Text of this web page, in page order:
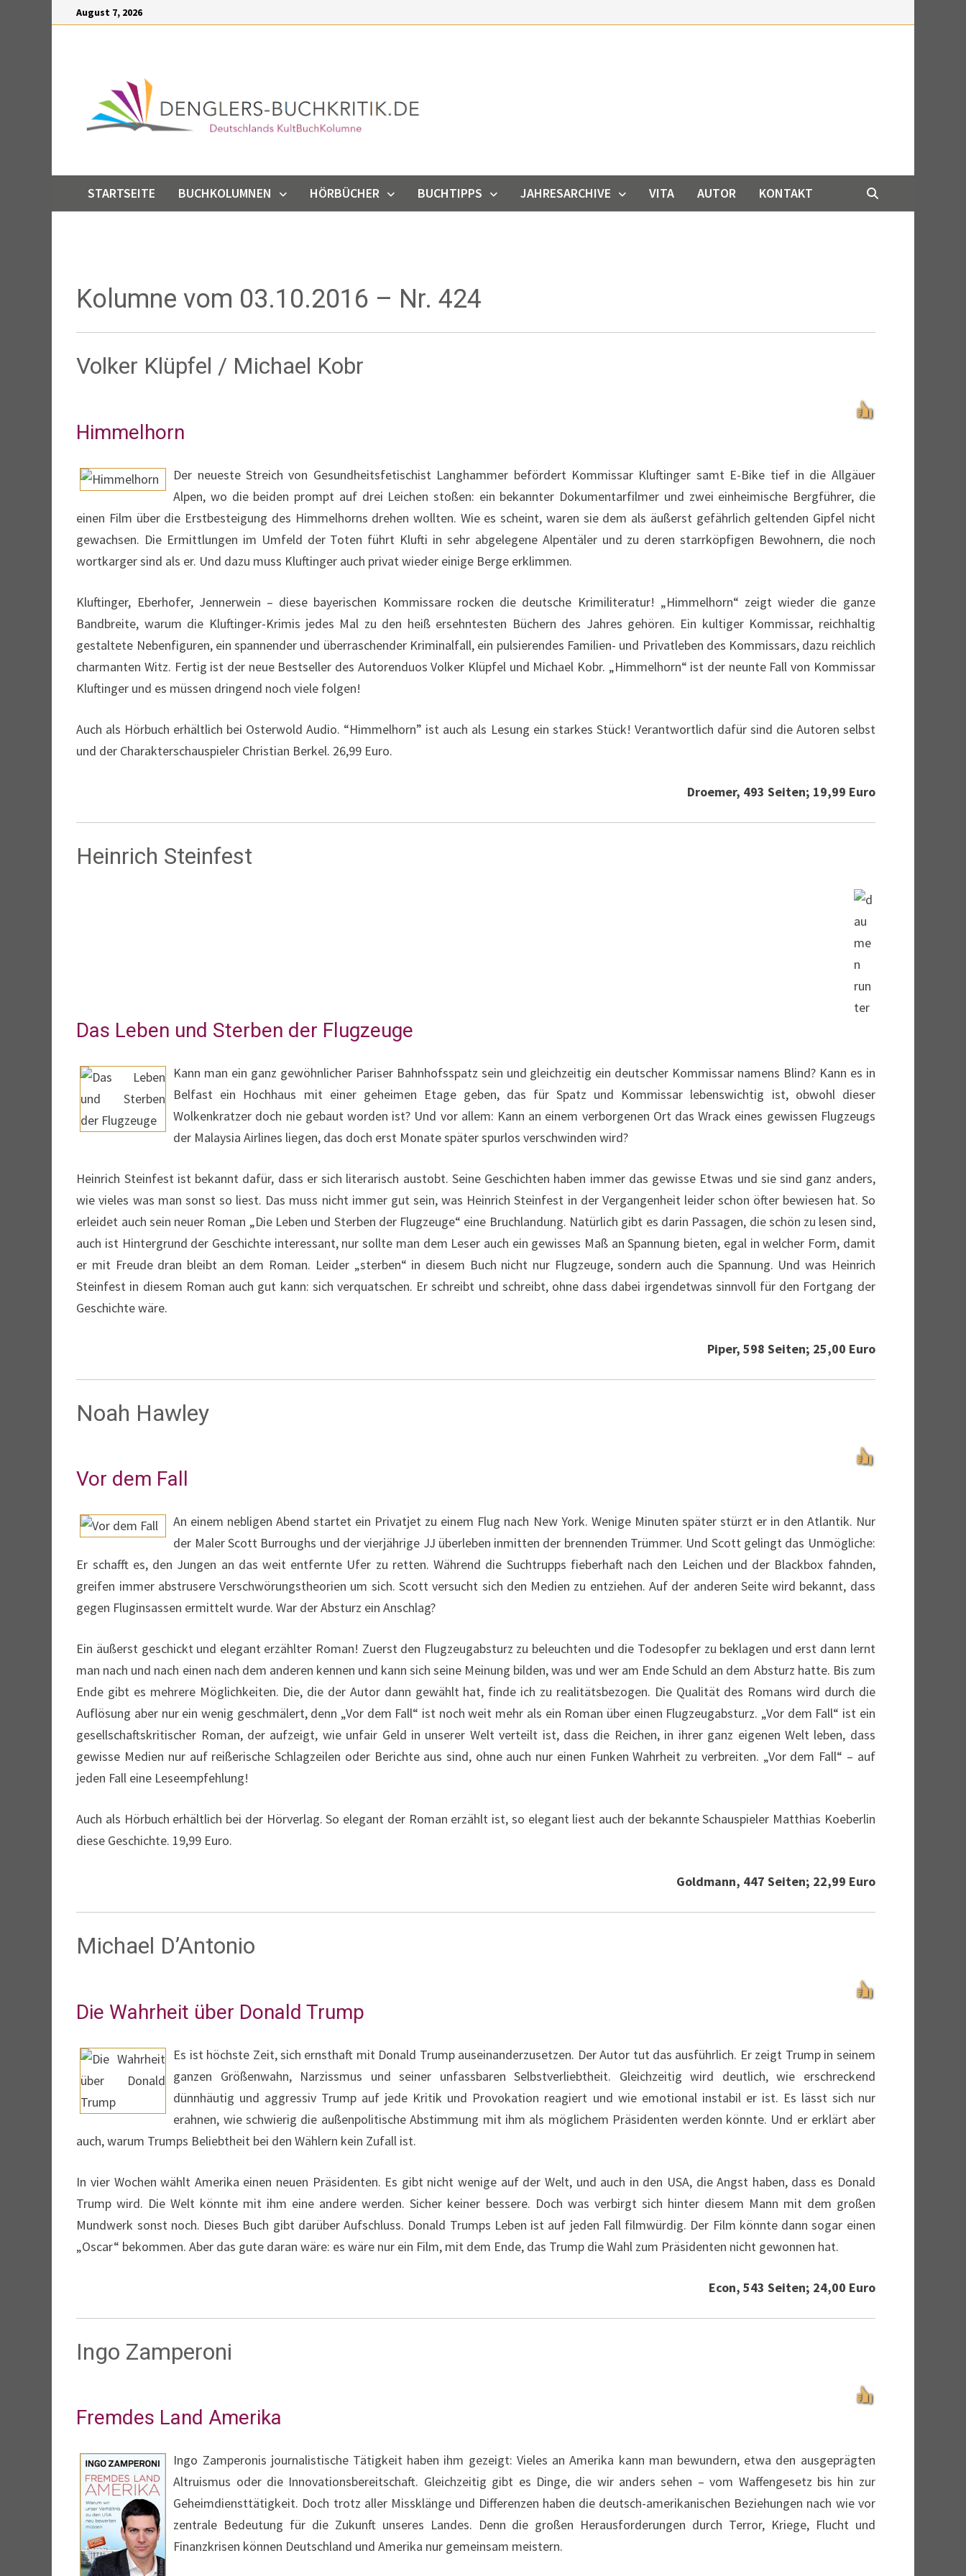
Inhalt
August 7, 2026
STARTSEITE BUCHKOLUMNEN HÖRBÜCHER BUCHTIPPS JAHRESARCHIVE VITA AUTOR KONTAKT
Kolumne vom 03.10.2016 – Nr. 424
Volker Klüpfel / Michael Kobr
Himmelhorn
Der neueste Streich von Gesundheitsfetischist Langhammer befördert Kommissar Kluftinger samt E-Bike tief in die Allgäuer
Alpen, wo die beiden prompt auf drei Leichen stoßen: ein bekannter Dokumentarfilmer und zwei einheimische Bergführer, die
einen Film über die Erstbesteigung des Himmelhorns drehen wollten. Wie es scheint, waren sie dem als äußerst gefährlich geltenden Gipfel nicht
gewachsen. Die Ermittlungen im Umfeld der Toten führt Klufti in sehr abgelegene Alpentäler und zu deren starrköpfigen Bewohnern, die noch
wortkarger sind als er. Und dazu muss Kluftinger auch privat wieder einige Berge erklimmen.
Kluftinger, Eberhofer, Jennerwein – diese bayerischen Kommissare rocken die deutsche Krimiliteratur! „Himmelhorn“ zeigt wieder die ganze
Bandbreite, warum die Kluftinger-Krimis jedes Mal zu den heiß ersehntesten Büchern des Jahres gehören. Ein kultiger Kommissar, reichhaltig
gestaltete Nebenfiguren, ein spannender und überraschender Kriminalfall, ein pulsierendes Familien- und Privatleben des Kommissars, dazu reichlich
charmanten Witz. Fertig ist der neue Bestseller des Autorenduos Volker Klüpfel und Michael Kobr. „Himmelhorn“ ist der neunte Fall von Kommissar
Kluftinger und es müssen dringend noch viele folgen!
Auch als Hörbuch erhältlich bei Osterwold Audio. “Himmelhorn” ist auch als Lesung ein starkes Stück! Verantwortlich dafür sind die Autoren selbst
und der Charakterschauspieler Christian Berkel. 26,99 Euro.
Droemer, 493 Seiten; 19,99 Euro
Heinrich Steinfest
Das Leben und Sterben der Flugzeuge
Kann man ein ganz gewöhnlicher Pariser Bahnhofsspatz sein und gleichzeitig ein deutscher Kommissar namens Blind? Kann es in
Belfast ein Hochhaus mit einer geheimen Etage geben, das für Spatz und Kommissar lebenswichtig ist, obwohl dieser
Wolkenkratzer doch nie gebaut worden ist? Und vor allem: Kann an einem verborgenen Ort das Wrack eines gewissen Flugzeugs
der Malaysia Airlines liegen, das doch erst Monate später spurlos verschwinden wird?
Heinrich Steinfest ist bekannt dafür, dass er sich literarisch austobt. Seine Geschichten haben immer das gewisse Etwas und sie sind ganz anders,
wie vieles was man sonst so liest. Das muss nicht immer gut sein, was Heinrich Steinfest in der Vergangenheit leider schon öfter bewiesen hat. So
erleidet auch sein neuer Roman „Die Leben und Sterben der Flugzeuge“ eine Bruchlandung. Natürlich gibt es darin Passagen, die schön zu lesen sind,
auch ist Hintergrund der Geschichte interessant, nur sollte man dem Leser auch ein gewisses Maß an Spannung bieten, egal in welcher Form, damit
er mit Freude dran bleibt an dem Roman. Leider „sterben“ in diesem Buch nicht nur Flugzeuge, sondern auch die Spannung. Und was Heinrich
Steinfest in diesem Roman auch gut kann: sich verquatschen. Er schreibt und schreibt, ohne dass dabei irgendetwas sinnvoll für den Fortgang der
Geschichte wäre.
Piper, 598 Seiten; 25,00 Euro
Noah Hawley
Vor dem Fall
An einem nebligen Abend startet ein Privatjet zu einem Flug nach New York. Wenige Minuten später stürzt er in den Atlantik. Nur
der Maler Scott Burroughs und der vierjährige JJ überleben inmitten der brennenden Trümmer. Und Scott gelingt das Unmögliche:
Er schafft es, den Jungen an das weit entfernte Ufer zu retten. Während die Suchtrupps fieberhaft nach den Leichen und der Blackbox fahnden,
greifen immer abstrusere Verschwörungstheorien um sich. Scott versucht sich den Medien zu entziehen. Auf der anderen Seite wird bekannt, dass
gegen Fluginsassen ermittelt wurde. War der Absturz ein Anschlag?
Ein äußerst geschickt und elegant erzählter Roman! Zuerst den Flugzeugabsturz zu beleuchten und die Todesopfer zu beklagen und erst dann lernt
man nach und nach einen nach dem anderen kennen und kann sich seine Meinung bilden, was und wer am Ende Schuld an dem Absturz hatte. Bis zum
Ende gibt es mehrere Möglichkeiten. Die, die der Autor dann gewählt hat, finde ich zu realitätsbezogen. Die Qualität des Romans wird durch die
Auflösung aber nur ein wenig geschmälert, denn „Vor dem Fall“ ist noch weit mehr als ein Roman über einen Flugzeugabsturz. „Vor dem Fall“ ist ein
gesellschaftskritischer Roman, der aufzeigt, wie unfair Geld in unserer Welt verteilt ist, dass die Reichen, in ihrer ganz eigenen Welt leben, dass
gewisse Medien nur auf reißerische Schlagzeilen oder Berichte aus sind, ohne auch nur einen Funken Wahrheit zu verbreiten. „Vor dem Fall“ – auf
jeden Fall eine Leseempfehlung!
Auch als Hörbuch erhältlich bei der Hörverlag. So elegant der Roman erzählt ist, so elegant liest auch der bekannte Schauspieler Matthias Koeberlin
diese Geschichte. 19,99 Euro.
Goldmann, 447 Seiten; 22,99 Euro
Michael D’Antonio
Die Wahrheit über Donald Trump
Es ist höchste Zeit, sich ernsthaft mit Donald Trump auseinanderzusetzen. Der Autor tut das ausführlich. Er zeigt Trump in seinem
ganzen Größenwahn, Narzissmus und seiner unfassbaren Selbstverliebtheit. Gleichzeitig wird deutlich, wie erschreckend
dünnhäutig und aggressiv Trump auf jede Kritik und Provokation reagiert und wie emotional instabil er ist. Es lässt sich nur
erahnen, wie schwierig die außenpolitische Abstimmung mit ihm als möglichem Präsidenten werden könnte. Und er erklärt aber
auch, warum Trumps Beliebtheit bei den Wählern kein Zufall ist.
In vier Wochen wählt Amerika einen neuen Präsidenten. Es gibt nicht wenige auf der Welt, und auch in den USA, die Angst haben, dass es Donald
Trump wird. Die Welt könnte mit ihm eine andere werden. Sicher keiner bessere. Doch was verbirgt sich hinter diesem Mann mit dem großen
Mundwerk sonst noch. Dieses Buch gibt darüber Aufschluss. Donald Trumps Leben ist auf jeden Fall filmwürdig. Der Film könnte dann sogar einen
„Oscar“ bekommen. Aber das gute daran wäre: es wäre nur ein Film, mit dem Ende, das Trump die Wahl zum Präsidenten nicht gewonnen hat.
Econ, 543 Seiten; 24,00 Euro
Ingo Zamperoni
Fremdes Land Amerika
Ingo Zamperonis journalistische Tätigkeit haben ihm gezeigt: Vieles an Amerika kann man bewundern, etwa den ausgeprägten
Altruismus oder die Innovationsbereitschaft. Gleichzeitig gibt es Dinge, die wir anders sehen – vom Waffengesetz bis hin zur
Geheimdiensttätigkeit. Doch trotz aller Missklänge und Differenzen haben die deutsch-amerikanischen Beziehungen nach wie vor
zentrale Bedeutung für die Zukunft unseres Landes. Denn die großen Herausforderungen durch Terror, Kriege, Flucht und
Finanzkrisen können Deutschland und Amerika nur gemeinsam meistern.